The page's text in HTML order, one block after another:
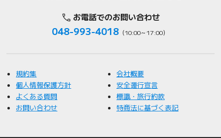
お電話でのお問い合わせ
048-993-4018 （10:00～17:00）
規約集
個人情報保護方針
よくある質問
お問い合わせ
会社概要
安全運行宣言
標識・旅行約款
特商法に基づく表記